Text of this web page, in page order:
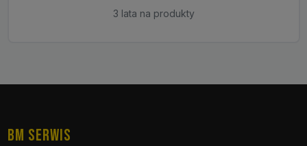
3 lata na produkty
BM SERWIS